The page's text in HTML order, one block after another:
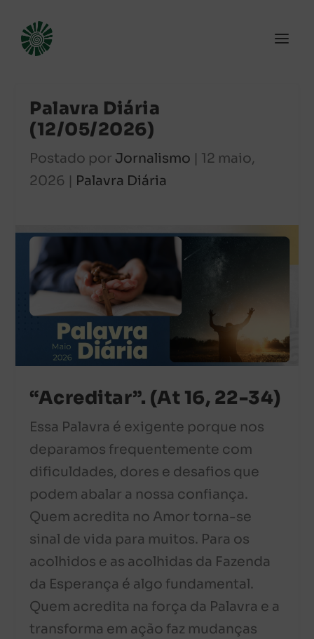
Palavra Diária
(12/05/2026)
Postado por Jornalismo | 12 maio,
2026 | Palavra Diária
“Acreditar”. (At 16, 22-34)
Essa Palavra é exigente porque nos
deparamos frequentemente com
dificuldades, dores e desafios que
podem abalar a nossa confiança.
Quem acredita no Amor torna-se
sinal de vida para muitos. Para os
acolhidos e as acolhidas da Fazenda
da Esperança é algo fundamental.
Quem acredita na força da Palavra e a
transforma em ação faz mudanças